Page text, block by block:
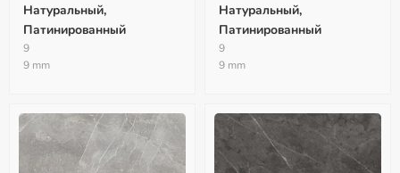
Натуральный,
Патинированный
9
9 mm
Натуральный,
Патинированный
9
9 mm